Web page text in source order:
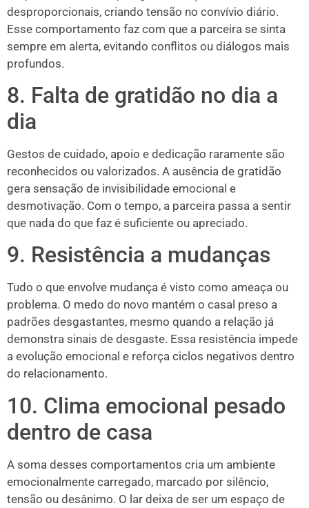
desproporcionais, criando tensão no convívio diário.
Esse comportamento faz com que a parceira se sinta
sempre em alerta, evitando conflitos ou diálogos mais
profundos.
8. Falta de gratidão no dia a
dia
Gestos de cuidado, apoio e dedicação raramente são
reconhecidos ou valorizados. A ausência de gratidão
gera sensação de invisibilidade emocional e
desmotivação. Com o tempo, a parceira passa a sentir
que nada do que faz é suficiente ou apreciado.
9. Resistência a mudanças
Tudo o que envolve mudança é visto como ameaça ou
problema. O medo do novo mantém o casal preso a
padrões desgastantes, mesmo quando a relação já
demonstra sinais de desgaste. Essa resistência impede
a evolução emocional e reforça ciclos negativos dentro
do relacionamento.
10. Clima emocional pesado
dentro de casa
A soma desses comportamentos cria um ambiente
emocionalmente carregado, marcado por silêncio,
tensão ou desânimo. O lar deixa de ser um espaço de